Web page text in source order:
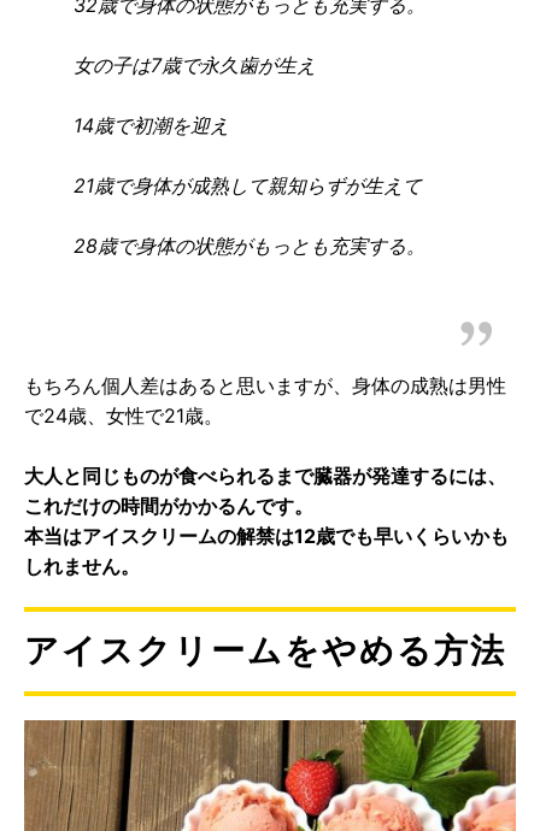
32歳で身体の状態がもっとも充実する。
女の子は7歳で永久歯が生え
14歳で初潮を迎え
21歳で身体が成熟して親知らずが生えて
28歳で身体の状態がもっとも充実する。
もちろん個人差はあると思いますが、身体の成熟は男性
で24歳、女性で21歳。
大人と同じものが食べられるまで臓器が発達するには、
これだけの時間がかかるんです。
本当はアイスクリームの解禁は12歳でも早いくらいかも
しれません。
アイスクリームをやめる方法